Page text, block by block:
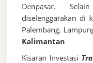
Denpasar.
diselenggarakan di
Palembang,
Kalimantan
Kisaran Investasi